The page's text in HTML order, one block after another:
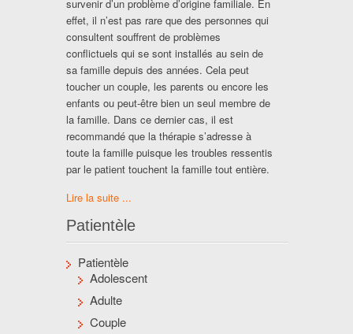
survenir d’un problème d’origine familiale. En
effet, il n’est pas rare que des personnes qui
consultent souffrent de problèmes
conflictuels qui se sont installés au sein de
sa famille depuis des années. Cela peut
toucher un couple, les parents ou encore les
enfants ou peut-être bien un seul membre de
la famille. Dans ce dernier cas, il est
recommandé que la thérapie s’adresse à
toute la famille puisque les troubles ressentis
par le patient touchent la famille tout entière.
Lire la suite ...
Patientèle
Patientèle
Adolescent
Adulte
Couple